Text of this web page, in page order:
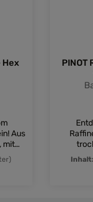
Hex
Aus
mit
-
PINOT
Inhalt: